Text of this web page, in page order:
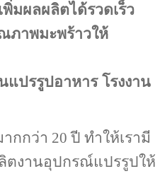
มผลผลิตได้รวดเร็ว
ภาพมะพร้าวให้
แปรรูปอาหาร โรงงาน
กว่า 20 ปี ทำให้เรามี
ตงานอุปกรณ์แปรรูปให้